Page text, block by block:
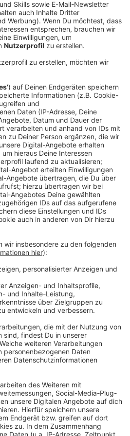
Anschlüsse und
bekommen.
14.04.2021 05:31
wurde im
unterzeichnet, jetzt gab es
Das Glasfaser-Kabel soll
über den
direkt ins Haus der
werden rund 580 Kilometer
und 80 neue Netzverteiler
Anschluss bietet alle
Anwendungen wie
Video-Streaming oder
wohnt und sich
Hausanschluss
für Düsseldorf
besser koordiniert werden